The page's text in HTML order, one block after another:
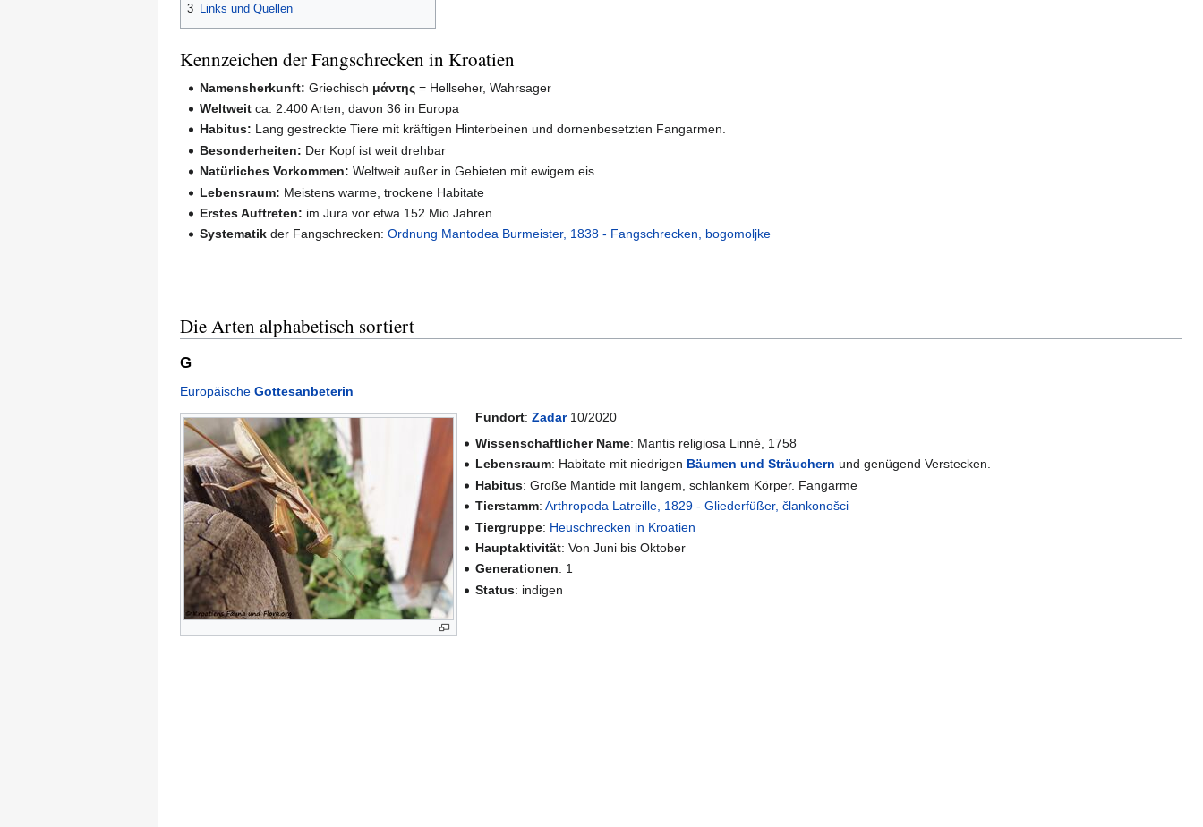
3 Links und Quellen
Kennzeichen der Fangschrecken in Kroatien
Namensherkunft: Griechisch μάντης = Hellseher, Wahrsager
Weltweit ca. 2.400 Arten, davon 36 in Europa
Habitus: Lang gestreckte Tiere mit kräftigen Hinterbeinen und dornenbesetzten Fangarmen.
Besonderheiten: Der Kopf ist weit drehbar
Natürliches Vorkommen: Weltweit außer in Gebieten mit ewigem eis
Lebensraum: Meistens warme, trockene Habitate
Erstes Auftreten: im Jura vor etwa 152 Mio Jahren
Systematik der Fangschrecken:Ordnung Mantodea Burmeister, 1838 - Fangschrecken, bogomoljke
Die Arten alphabetisch sortiert
G
Europäische Gottesanbeterin
Fundort: Zadar10/2020
Wissenschaftlicher Name: Mantis religiosa Linné, 1758
Lebensraum: Habitate mit niedrigen Bäumen und Sträuchern und genügend Verstecken.
Habitus: Große Mantide mit langem, schlankem Körper. Fangarme
Tierstamm: Arthropoda Latreille, 1829 - Gliederfüßer, člankonošci
Tiergruppe: Heuschrecken in Kroatien
Hauptaktivität: Von Juni bis Oktober
Generationen: 1
Status: indigen